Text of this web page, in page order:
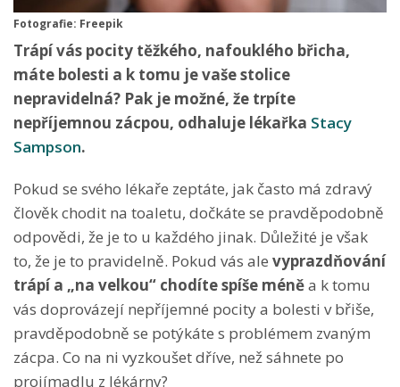
Fotografie: Freepik
Trápí vás pocity těžkého, nafouklého břicha,
máte bolesti a k tomu je vaše stolice
nepravidelná? Pak je možné, že trpíte
nepříjemnou zácpou, odhaluje lékařka Stacy
Sampson.
Pokud se svého lékaře zeptáte, jak často má zdravý
člověk chodit na toaletu, dočkáte se pravděpodobně
odpovědi, že je to u každého jinak. Důležité je však
to, že je to pravidelně. Pokud vás ale vyprazdňování
trápí a „na velkou“ chodítespíše méněa k tomu
vás doprovázejí nepříjemné pocity a bolesti v břiše,
pravděpodobně se potýkáte s problémem zvaným
zácpa. Co na ni vyzkoušet dříve, než sáhnete po
projímadlu z lékárny?